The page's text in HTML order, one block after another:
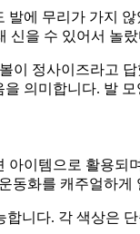
에 무리가 가지
신을 수 있어서 놀
이 정사이즈라고
의미합니다. 발
이템으로 활용
동화를 캐주얼하
니다. 각 색상은